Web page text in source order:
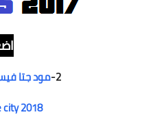
ا
2- مود جتا
2018